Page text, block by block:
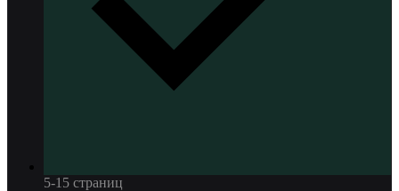
5-15 страниц